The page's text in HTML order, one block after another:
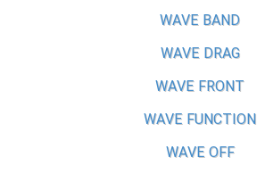
WAVE BAND
WAVE DRAG
WAVE FRONT
WAVE FUNCTION
WAVE OFF